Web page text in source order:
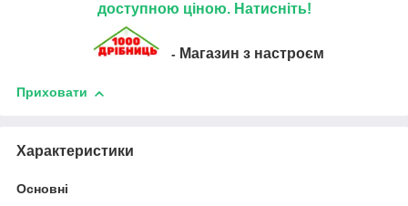
доступною ціною. Натисніть!
- Магазин з настроєм
Приховати
Характеристики
Основні